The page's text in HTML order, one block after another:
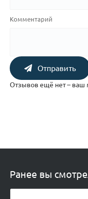
Комментарий
Отправить
Отзывов ещё нет – ваш
Ранее вы